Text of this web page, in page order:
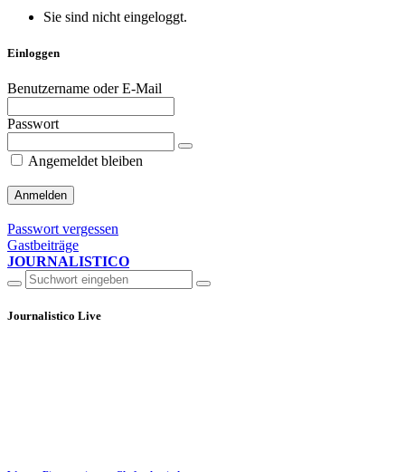
Sie sind nicht eingeloggt.
Einloggen
Benutzername oder E-Mail
Passwort
Angemeldet bleiben
Passwort vergessen
Gastbeiträge
JOURNALISTICO
Journalistico Live